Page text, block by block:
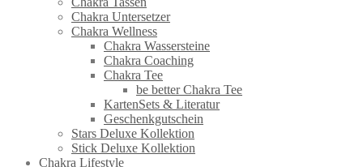
Chakra Untersetzer
Chakra Wellness
Chakra Wassersteine
Chakra Coaching
Chakra Tee
be better Chakra Tee
KartenSets & Literatur
Geschenkgutschein
Stars Deluxe Kollektion
Stick Deluxe Kollektion
Chakra Lifestyle